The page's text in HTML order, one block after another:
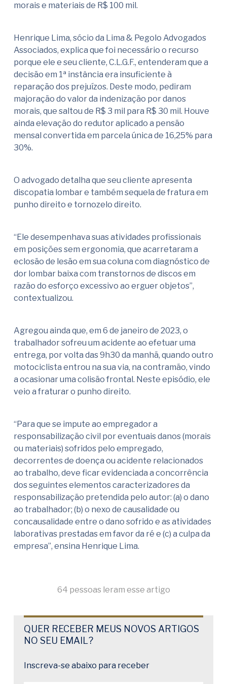
morais e materiais de R$ 100 mil.
Henrique Lima, sócio da Lima & Pegolo Advogados
Associados, explica que foi necessário o recurso
porque ele e seu cliente, C.L.G.F., entenderam que a
decisão em 1ª instância era insuficiente à
reparação dos prejuízos. Deste modo, pediram
majoração do valor da indenização por danos
morais, que saltou de R$ 3 mil para R$ 30 mil. Houve
ainda elevação do redutor aplicado a pensão
mensal convertida em parcela única de 16,25% para
30%.
O advogado detalha que seu cliente apresenta
discopatia lombar e também sequela de fratura em
punho direito e tornozelo direito.
“Ele desempenhava suas atividades profissionais
em posições sem ergonomia, que acarretaram a
eclosão de lesão em sua coluna com diagnóstico de
dor lombar baixa com transtornos de discos em
razão do esforço excessivo ao erguer objetos”,
contextualizou.
Agregou ainda que, em 6 de janeiro de 2023, o
trabalhador sofreu um acidente ao efetuar uma
entrega, por volta das 9h30 da manhã, quando outro
motociclista entrou na sua via, na contramão, vindo
a ocasionar uma colisão frontal. Neste episódio, ele
veio a fraturar o punho direito.
“Para que se impute ao empregador a
responsabilização civil por eventuais danos (morais
ou materiais) sofridos pelo empregado,
decorrentes de doença ou acidente relacionados
ao trabalho, deve ficar evidenciada a concorrência
dos seguintes elementos caracterizadores da
responsabilização pretendida pelo autor: (a) o dano
ao trabalhador; (b) o nexo de causalidade ou
concausalidade entre o dano sofrido e as atividades
laborativas prestadas em favor da ré e (c) a culpa da
empresa”, ensina Henrique Lima.
64 pessoas leram esse artigo
QUER RECEBER MEUS NOVOS ARTIGOS
NO SEU EMAIL?
Inscreva-se abaixo para receber